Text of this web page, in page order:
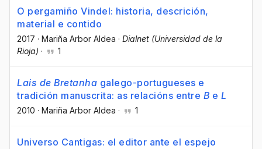
O pergamiño Vindel: historia, descrición,
material e contido
2017 · Mariña Arbor Aldea · Dialnet (Universidad de la
Rioja) · 1
Lais de Bretanha galego-portugueses e
tradición manuscrita: as relacións entre B e L
2010 · Mariña Arbor Aldea · 1
Universo Cantigas: el editor ante el espejo